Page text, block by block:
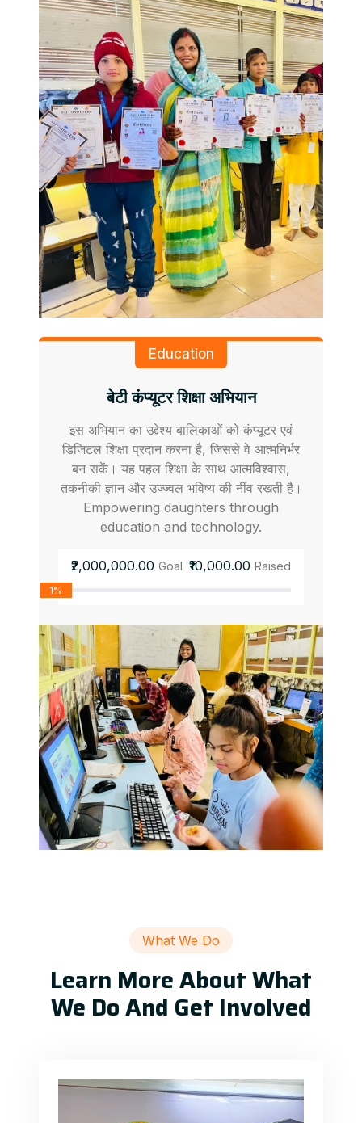
Education
बेटी कंप्यूटर शिक्षा अभियान
इस अभियान का उद्देश्य बालिकाओं को कंप्यूटर एवं
डिजिटल शिक्षा प्रदान करना है, जिससे वे आत्मनिर्भर
बन सकें। यह पहल शिक्षा के साथ आत्मविश्वास,
तकनीकी ज्ञान और उज्ज्वल भविष्य की नींव रखती है।
Empowering daughters through
education and technology.
₹2,000,000.00 Goal ₹10,000.00 Raised
1%
What We Do
Learn More About What
We Do And Get Involved